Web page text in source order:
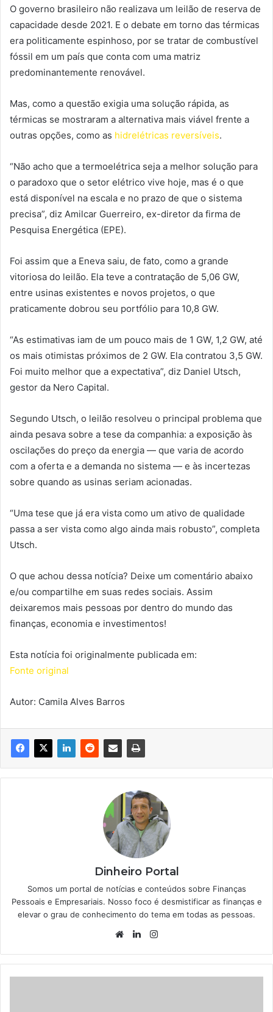
O governo brasileiro não realizava um leilão de reserva de
capacidade desde 2021. E o debate em torno das térmicas
era politicamente espinhoso, por se tratar de combustível
fóssil em um país que conta com uma matriz
predominantemente renovável.
Mas, como a questão exigia uma solução rápida, as
térmicas se mostraram a alternativa mais viável frente a
outras opções, como as hidrelétricas reversíveis.
“Não acho que a termoelétrica seja a melhor solução para
o paradoxo que o setor elétrico vive hoje, mas é o que
está disponível na escala e no prazo de que o sistema
precisa”, diz Amilcar Guerreiro, ex-diretor da firma de
Pesquisa Energética (EPE).
Foi assim que a Eneva saiu, de fato, como a grande
vitoriosa do leilão. Ela teve a contratação de 5,06 GW,
entre usinas existentes e novos projetos, o que
praticamente dobrou seu portfólio para 10,8 GW.
“As estimativas iam de um pouco mais de 1 GW, 1,2 GW, até
os mais otimistas próximos de 2 GW. Ela contratou 3,5 GW.
Foi muito melhor que a expectativa”, diz Daniel Utsch,
gestor da Nero Capital.
Segundo Utsch, o leilão resolveu o principal problema que
ainda pesava sobre a tese da companhia: a exposição às
oscilações do preço da energia — que varia de acordo
com a oferta e a demanda no sistema — e às incertezas
sobre quando as usinas seriam acionadas.
“Uma tese que já era vista como um ativo de qualidade
passa a ser vista como algo ainda mais robusto”, completa
Utsch.
O que achou dessa notícia? Deixe um comentário abaixo
e/ou compartilhe em suas redes sociais. Assim
deixaremos mais pessoas por dentro do mundo das
finanças, economia e investimentos!
Esta notícia foi originalmente publicada em:
Fonte original
Autor: Camila Alves Barros
Dinheiro Portal
Somos um portal de notícias e conteúdos sobre Finanças
Pessoais e Empresariais. Nosso foco é desmistificar as finanças e
elevar o grau de conhecimento do tema em todas as pessoas.
WebsiteLinkedin